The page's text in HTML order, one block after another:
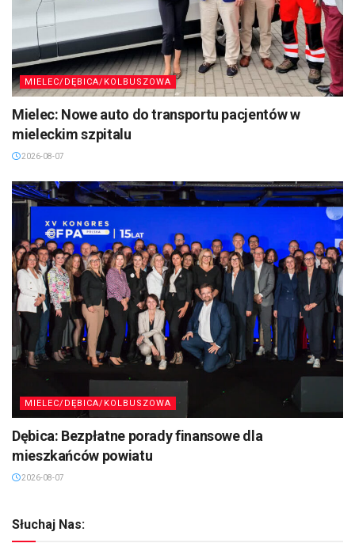
MIELEC/DĘBICA/KOLBUSZOWA
Mielec: Nowe auto do transportu pacjentów w
mieleckim szpitalu
2026-08-07
MIELEC/DĘBICA/KOLBUSZOWA
Dębica: Bezpłatne porady finansowe dla
mieszkańców powiatu
2026-08-07
Słuchaj Nas: